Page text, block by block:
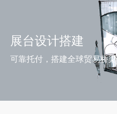
展台设计搭建
可靠托付，搭建全球贸易桥梁